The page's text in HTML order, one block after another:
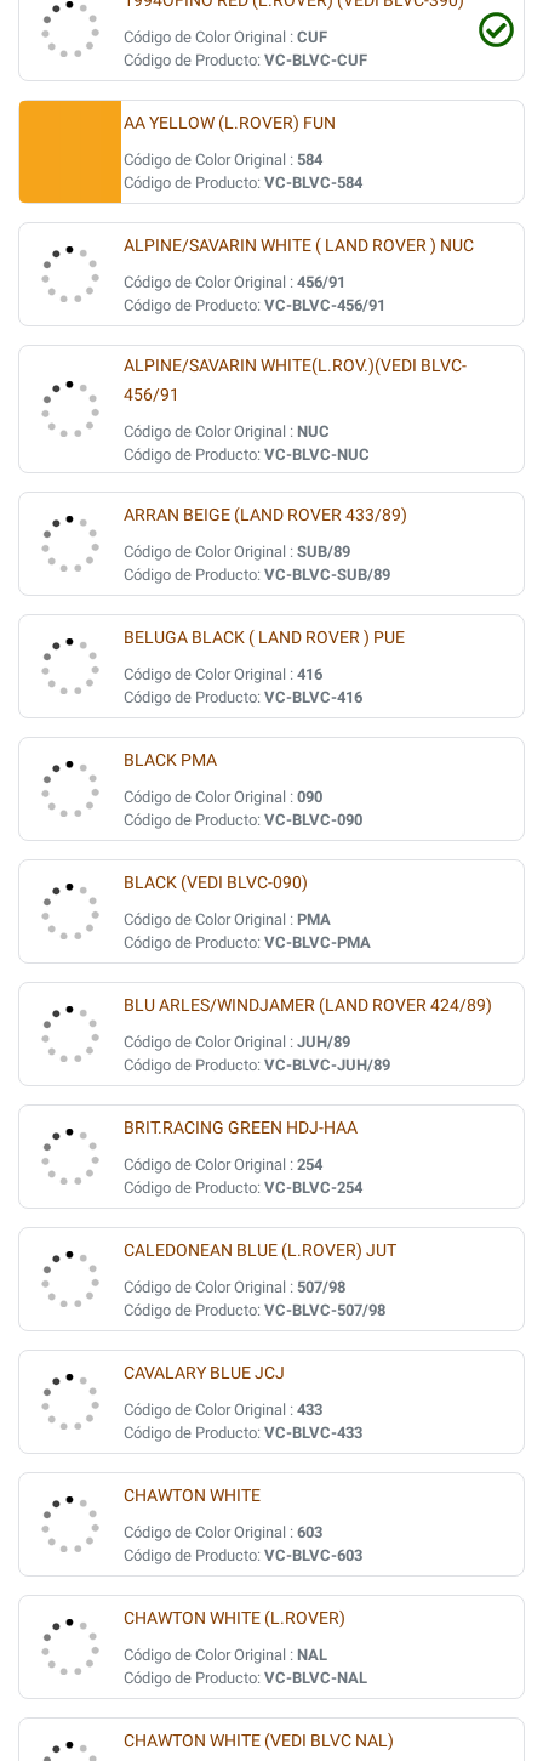
Código de Color Original : CUF
Código de Producto: VC-BLVC-CUF
AA YELLOW (L.ROVER) FUN
Código de Color Original : 584
Código de Producto: VC-BLVC-584
ALPINE/SAVARIN WHITE ( LAND ROVER ) NUC
Código de Color Original : 456/91
Código de Producto: VC-BLVC-456/91
ALPINE/SAVARIN WHITE(L.ROV.)(VEDI BLVC-
456/91
Código de Color Original : NUC
Código de Producto: VC-BLVC-NUC
ARRAN BEIGE (LAND ROVER 433/89)
Código de Color Original : SUB/89
Código de Producto: VC-BLVC-SUB/89
BELUGA BLACK ( LAND ROVER ) PUE
Código de Color Original : 416
Código de Producto: VC-BLVC-416
BLACK PMA
Código de Color Original : 090
Código de Producto: VC-BLVC-090
BLACK (VEDI BLVC-090)
Código de Color Original : PMA
Código de Producto: VC-BLVC-PMA
BLU ARLES/WINDJAMER (LAND ROVER 424/89)
Código de Color Original : JUH/89
Código de Producto: VC-BLVC-JUH/89
BRIT.RACING GREEN HDJ-HAA
Código de Color Original : 254
Código de Producto: VC-BLVC-254
CALEDONEAN BLUE (L.ROVER) JUT
Código de Color Original : 507/98
Código de Producto: VC-BLVC-507/98
CAVALARY BLUE JCJ
Código de Color Original : 433
Código de Producto: VC-BLVC-433
CHAWTON WHITE
Código de Color Original : 603
Código de Producto: VC-BLVC-603
CHAWTON WHITE (L.ROVER)
Código de Color Original : NAL
Código de Producto: VC-BLVC-NAL
CHAWTON WHITE (VEDI BLVC NAL)